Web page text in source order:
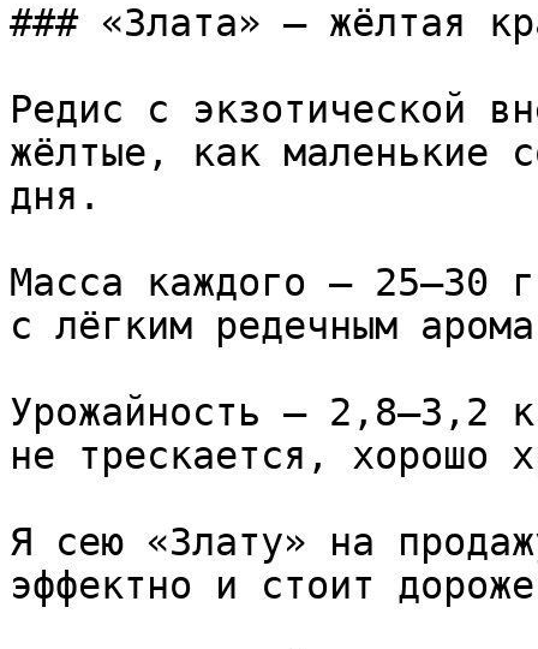
### «Злата» — жёлтая
Редис с экзотической
жёлтые, как маленькие
дня.
Масса каждого — 25–30
с лёгким редечным
Урожайность — 2,8–3,2
не трескается, хорошо
Я сею «Злату» на
эффектно и стоит